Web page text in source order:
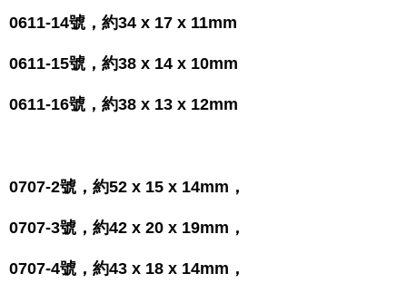
0611-14號，約34 x 17 x 11mm
0611-15號，約38 x 14 x 10mm
0611-16號，約38 x 13 x 12mm
0707-2號，約52 x 15 x 14mm，
0707-3號，約42 x 20 x 19mm，
0707-4號，約43 x 18 x 14mm，